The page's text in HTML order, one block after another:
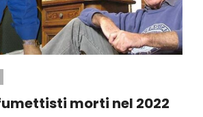
morti nel 2022